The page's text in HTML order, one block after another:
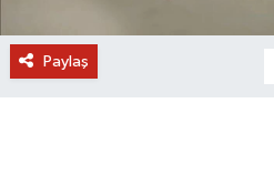
Paylaş